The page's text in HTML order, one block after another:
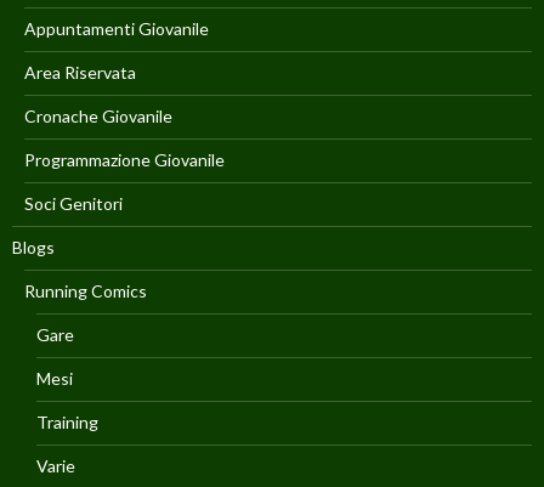
Appuntamenti Giovanile
Area Riservata
Cronache Giovanile
Programmazione Giovanile
Soci Genitori
Blogs
Running Comics
Gare
Mesi
Training
Varie